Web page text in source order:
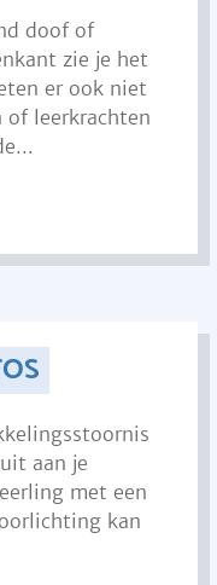
doof of
zie je het
er ook niet
of leerkrachten
aan je
met een
kan